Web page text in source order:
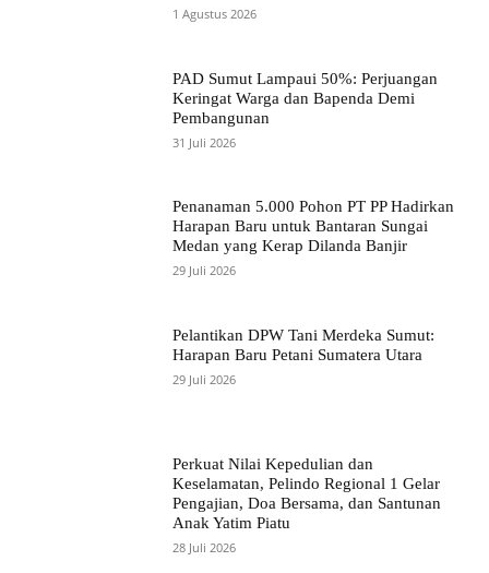
1 Agustus 2026
PAD Sumut Lampaui 50%: Perjuangan
Keringat Warga dan Bapenda Demi
Pembangunan
31 Juli 2026
Penanaman 5.000 Pohon PT PP Hadirkan
Harapan Baru untuk Bantaran Sungai
Medan yang Kerap Dilanda Banjir
29 Juli 2026
Pelantikan DPW Tani Merdeka Sumut:
Harapan Baru Petani Sumatera Utara
29 Juli 2026
Perkuat Nilai Kepedulian dan
Keselamatan, Pelindo Regional 1 Gelar
Pengajian, Doa Bersama, dan Santunan
Anak Yatim Piatu
28 Juli 2026